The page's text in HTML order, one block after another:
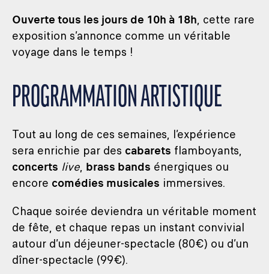
Ouverte tous les jours de 10h à 18h, cette rare
exposition s’annonce comme un véritable
voyage dans le temps !
PROGRAMMATION ARTISTIQUE
Tout au long de ces semaines, l’expérience
sera enrichie par des cabarets flamboyants,
concerts live, brass bands énergiques ou
encore comédies musicales immersives.
Chaque soirée deviendra un véritable moment
de fête, et chaque repas un instant convivial
autour d’un déjeuner-spectacle (80€) ou d’un
dîner-spectacle (99€).